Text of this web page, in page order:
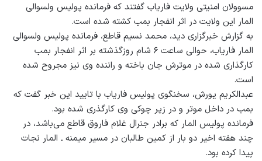
مسوولان امنیتی ولایت فاریاب گفتند که فرمانده پولیس ولسوالی
المار این ولایت در اثر انفجار بمب کشته شده است.
به گزارش خبرگزاری دید، محمد نسیم قاطع، فرمانده پولیس ولسوالی
المار فاریاب، حوالی ساعت ۶ شام روزگذشته بر اثر انفجار بمب
کارگذاری شده در موترش جان باخته و راننده وی نیز مجروح شده
است.
عبدالکریم یورش، سخنگوی پولیس فاریاب با تایید این خبر گفت که
بمب در داخل موتر و در زیر چوکی وی کارگذری شده بود.
فرمانده پولیس المار که برادر جنرال غلام فاروق قاطع می‌باشد، در
چند هفته اخیر دو بار از کمین طالبان در مسیر میمنه ـ المار نجات
پیدا کرده بود.